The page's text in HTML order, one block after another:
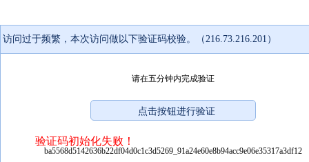
访问过于频繁，本次访问做以下验证码校验。（216.73.216.201）
请在五分钟内完成验证
验证码初始化失败！
ba5568d5142636b22df04d0c1c3d5269_91a24e60e8b94acc9e06e35317a3df12